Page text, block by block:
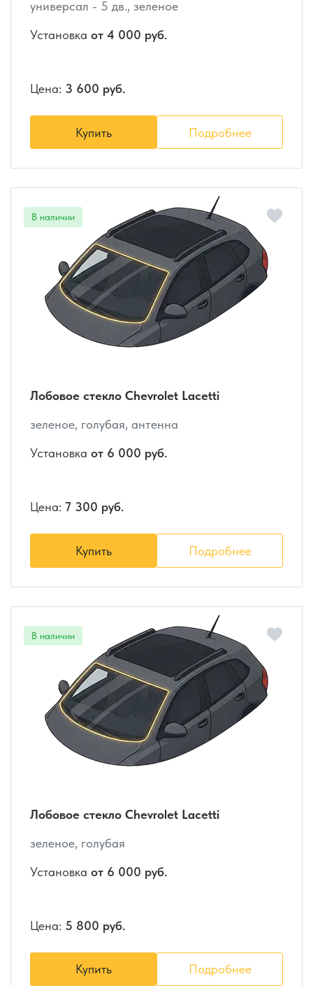
универсал - 5 дв., зеленое
Установка от 4 000 руб.
Цена: 3 600 руб.
Купить Подробнее
Лобовое стекло Chevrolet Lacetti
зеленое, голубая, антенна
Установка от 6 000 руб.
Цена: 7 300 руб.
Купить Подробнее
Лобовое стекло Chevrolet Lacetti
зеленое, голубая
Установка от 6 000 руб.
Цена: 5 800 руб.
Купить Подробнее